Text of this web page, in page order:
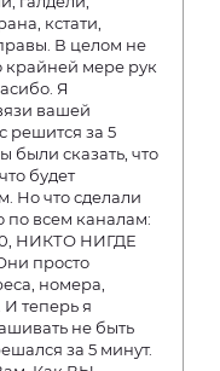
кстати,
не
крайней мере рук
Я
вашей
решится за 5
были сказать, что
будет
Но что сделали
НИКТО НИГДЕ
просто
номера,
теперь я
не быть
за 5 минут.